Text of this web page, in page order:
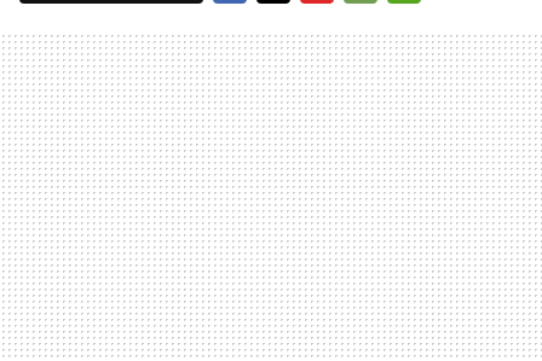
MAIL